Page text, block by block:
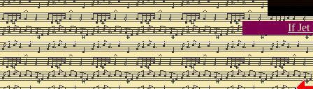
If Jet